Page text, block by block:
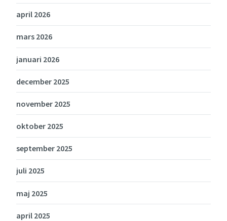
april 2026
mars 2026
januari 2026
december 2025
november 2025
oktober 2025
september 2025
juli 2025
maj 2025
april 2025